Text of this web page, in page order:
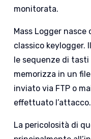
monitorata.
Mass Logger
classico
le sequenze di
memorizza in un
inviato via FTP o
effettuato l’attacco.
La pericolosità di